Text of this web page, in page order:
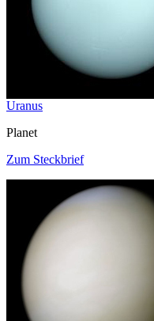
Uranus
Planet
Zum Steckbrief